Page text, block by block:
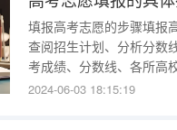
填报高考志愿的步骤填报
查阅招生计划、分析分数
考成绩、分数线、各所高
考招生简章、高考志愿填
2024-06-03 18:15:19